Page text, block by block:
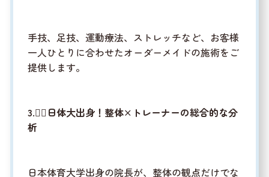
手技、足技、運動療法、ストレッチなど、お客様
一人ひとりに合わせたオーダーメイドの施術をご
提供します。
3.👨‍⚕️ 日体大出身！整体×トレーナーの総合的な分
析
日本体育大学出身の院長が、整体の観点だけでな